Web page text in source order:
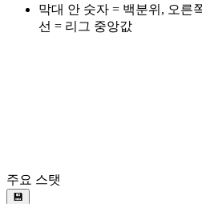
막대 안 숫자 = 백분위, 오른
선 = 리그 중앙값
주요 스탯
💾